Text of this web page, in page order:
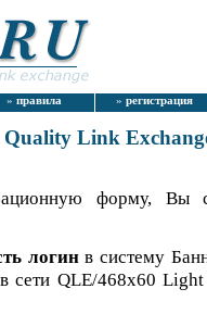
» правила » регистрация
Quality Link
форму, Вы
логинв систему
сети QLE/468x60